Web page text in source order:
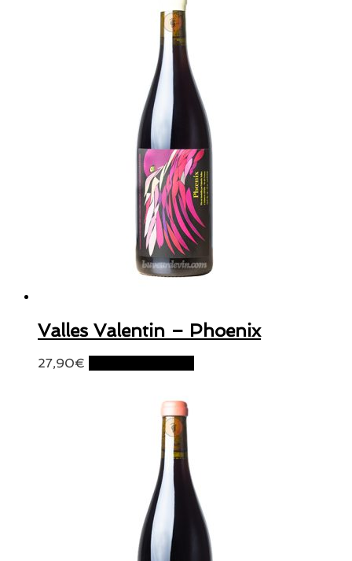
Valles Valentin – Phoenix
27,90€